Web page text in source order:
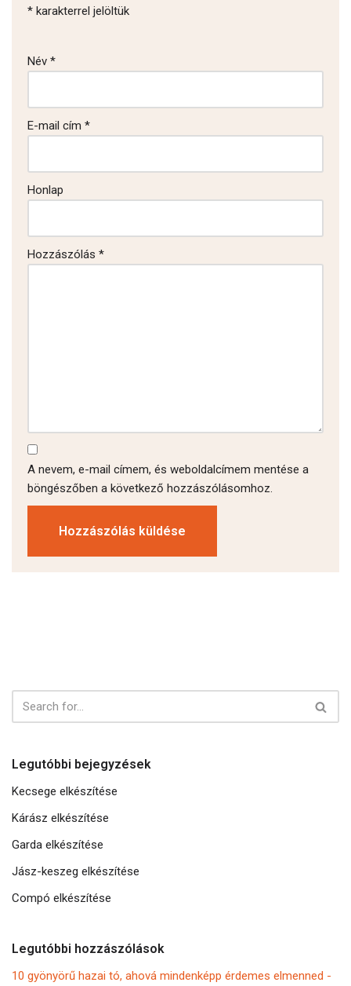
* karakterrel jelöltük
Név *
E-mail cím *
Honlap
Hozzászólás *
A nevem, e-mail címem, és weboldalcímem mentése a
böngészőben a következő hozzászólásomhoz.
Legutóbbi bejegyzések
Kecsege elkészítése
Kárász elkészítése
Garda elkészítése
Jász-keszeg elkészítése
Compó elkészítése
Legutóbbi hozzászólások
10 gyönyörű hazai tó, ahová mindenképp érdemes elmenned -